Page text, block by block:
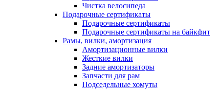
Чистка велосипеда
Подарочные сертификаты
Подарочные сертификаты
Подарочные сертификаты на байкфит
Рамы, вилки, амортизация
Амортизационные вилки
Жесткие вилки
Задние амортизаторы
Запчасти для рам
Подседельные хомуты